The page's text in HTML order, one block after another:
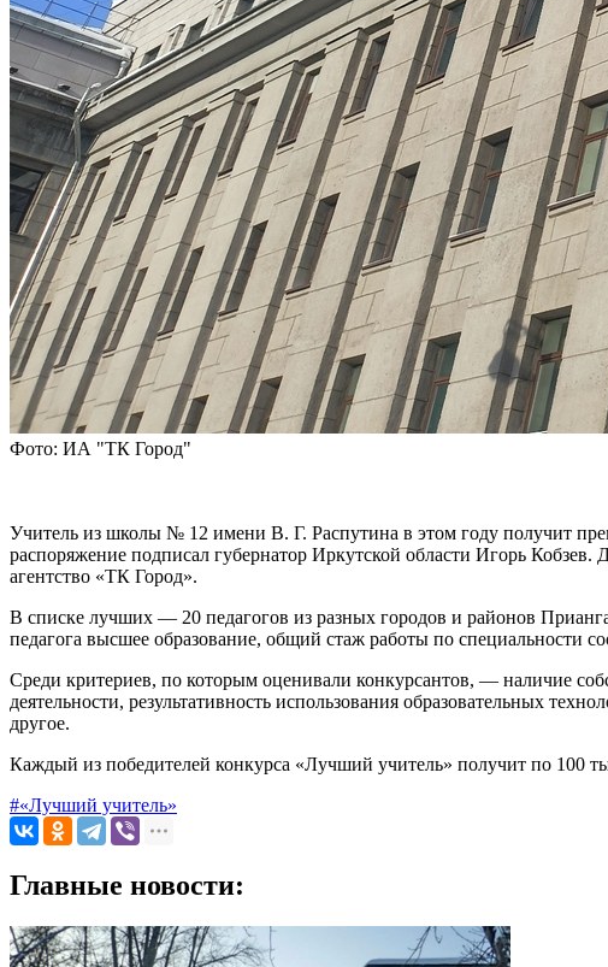
Фото: ИА "ТК Город"
Учитель из школы № 12 имени В. Г. Распутина в этом году получит
распоряжение подписал губернатор Иркутской области Игорь Кобзев.
агентство «ТК Город».
В списке лучших — 20 педагогов из разных городов и районов
педагога высшее образование, общий стаж работы по специальности
Среди критериев, по которым оценивали конкурсантов, — наличие
деятельности, результативность использования образовательных
другое.
Каждый из победителей конкурса «Лучший учитель» получит по 100
#«Лучший учитель»
Главные новости: